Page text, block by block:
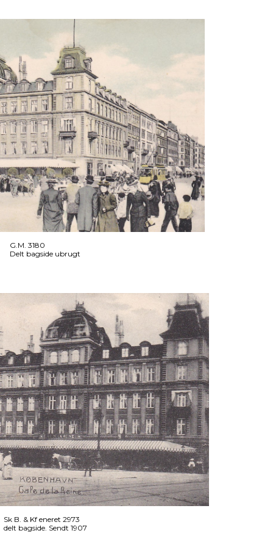
G.M. 3180
Delt bagside ubrugt
Sk B. & Kf eneret 2973
delt bagside. Sendt 1907